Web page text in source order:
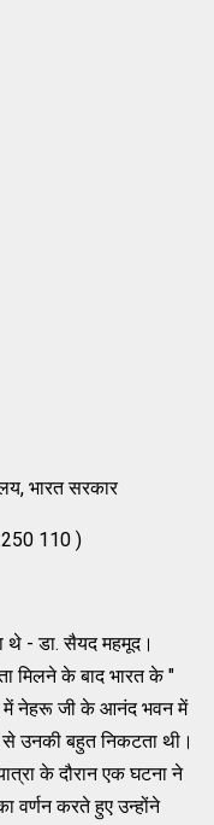
भारत सरकार
110 )
- डा. सैयद महमूद।
मिलने के बाद भारत के "
में नेहरू जी के आनंद भवन में
उनकी बहुत निकटता थी।
के दौरान एक घटना ने
वर्णन करते हुए उन्होंने